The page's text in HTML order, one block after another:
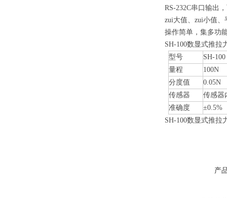
RS-232C串口输出
zui大值、zui小值
操作简单，集多功
SH-100数显式推拉
型号
SH-100
量程
100N
分度值
0.05N
传感器
传感器
准确度
±0.5%
SH-100数显式推拉
产